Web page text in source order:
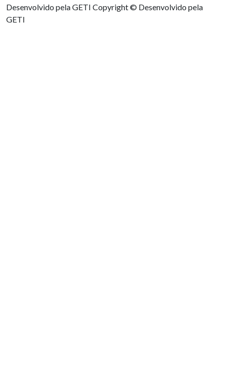
Desenvolvido pela GETI Copyright © Desenvolvido pela
GETI